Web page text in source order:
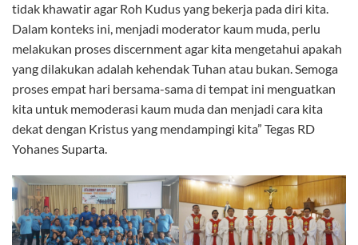
tidak khawatir agar Roh Kudus yang bekerja pada diri kita.
Dalam konteks ini, menjadi moderator kaum muda, perlu
melakukan proses discernment agar kita mengetahui apakah
yang dilakukan adalah kehendak Tuhan atau bukan. Semoga
proses empat hari bersama-sama di tempat ini menguatkan
kita untuk memoderasi kaum muda dan menjadi cara kita
dekat dengan Kristus yang mendampingi kita” Tegas RD
Yohanes Suparta.